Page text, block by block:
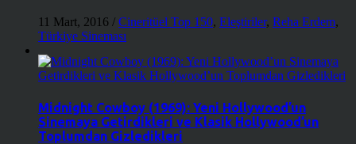
11 Mart, 2016 / Cineritüel Top 150, Eleştiriler, Reha Erdem,
Türkiye Sineması
Midnight Cowboy (1969): Yeni Hollywood’un
Sinemaya Getirdikleri ve Klasik Hollywood’un
Toplumdan Gizledikleri